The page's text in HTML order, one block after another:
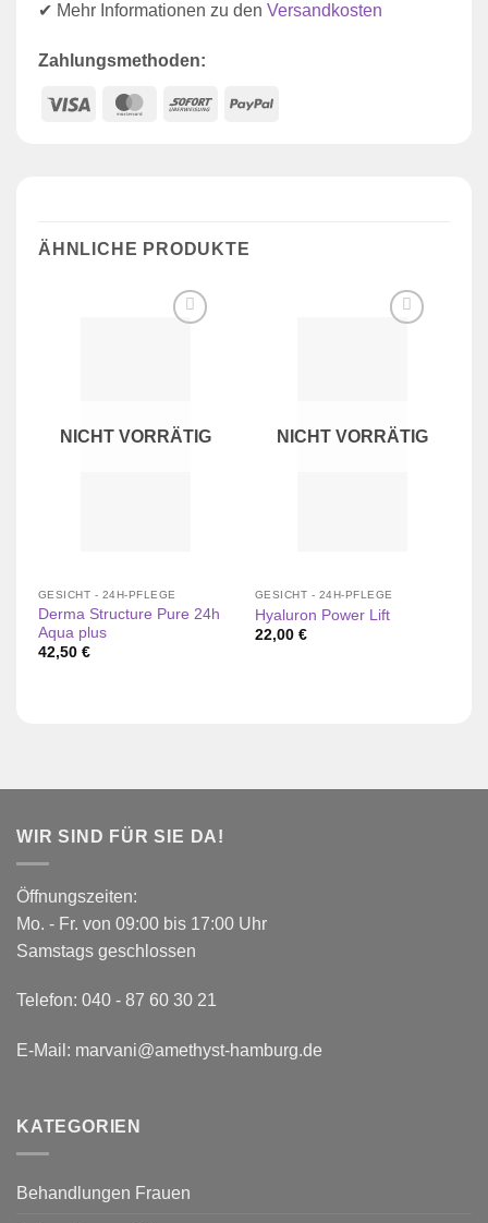
✔ Mehr Informationen zu den Versandkosten
Zahlungsmethoden:
Visa MasterCard
Sofort PayPal
ÄHNLICHE PRODUKTE
NICHT VORRÄTIG
GESICHT - 24H-PFLEGE
Derma Structure Pure 24h
Aqua plus
42,50 €
NICHT VORRÄTIG
GESICHT - 24H-PFLEGE
Hyaluron Power Lift
22,00 €
WIR SIND FÜR SIE DA!
Öffnungszeiten:
Mo. - Fr. von 09:00 bis 17:00 Uhr
Samstags geschlossen
Telefon: 040 - 87 60 30 21
E-Mail: marvani@amethyst-hamburg.de
KATEGORIEN
Behandlungen Frauen